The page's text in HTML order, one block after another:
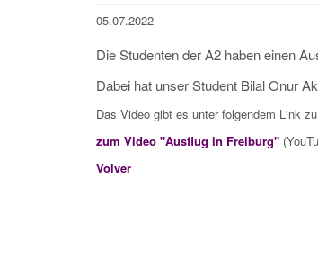
05.07.2022
Die Studenten der A2 haben einen
Dabei hat unser Student Bilal Onur
Das Video gibt es unter folgendem Link
zum Video "Ausflug in Freiburg"
Volver